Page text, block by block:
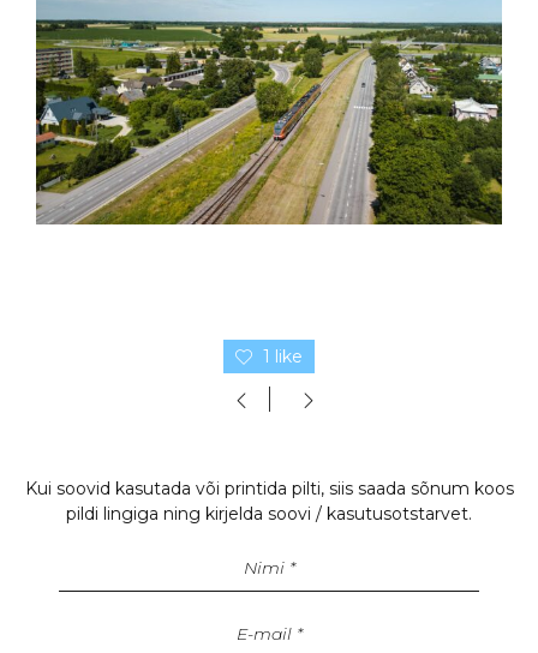
1 like
Kui soovid kasutada või printida pilti, siis saada sõnum koos
pildi lingiga ning kirjelda soovi / kasutusotstarvet.